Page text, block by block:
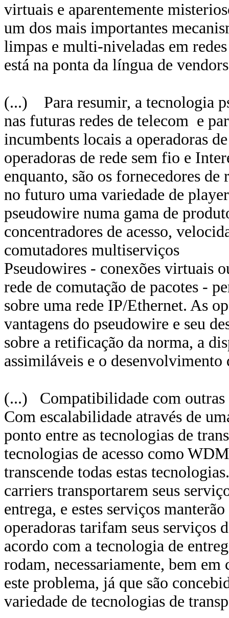
virtuais e aparentemente
um dos mais importantes
limpas e multi-niveladas em
está na ponta da língua de
(...) Para resumir, a tecnologia
nas futuras redes de telecom e
incumbents locais a operadoras
operadoras de rede sem fio e
enquanto, são os fornecedores
no futuro uma variedade de
pseudowire numa gama de
concentradores de acesso,
comutadores multiserviços
Pseudowires - conexões virtuais
rede de comutação de pacotes -
sobre uma rede IP/Ethernet. As
vantagens do pseudowire e seu
sobre a retificação da norma, a
assimiláveis e o
(...) Compatibilidade com
Com escalabilidade através de
ponto entre as tecnologias de
tecnologias de acesso como
transcende todas estas
carriers transportarem seus
entrega, e estes serviços
operadoras tarifam seus serviços
acordo com a tecnologia de
rodam, necessariamente, bem
este problema, já que são
variedade de tecnologias de